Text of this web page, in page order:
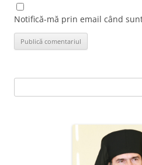
Notifică-mă prin email când
după: